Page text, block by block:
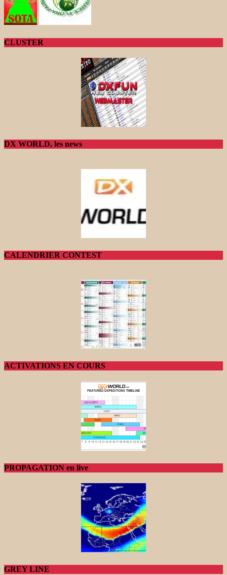
CLUSTER
DX WORLD, les news
CALENDRIER CONTEST
ACTIVATIONS EN COURS
PROPAGATION en live
GREY LINE